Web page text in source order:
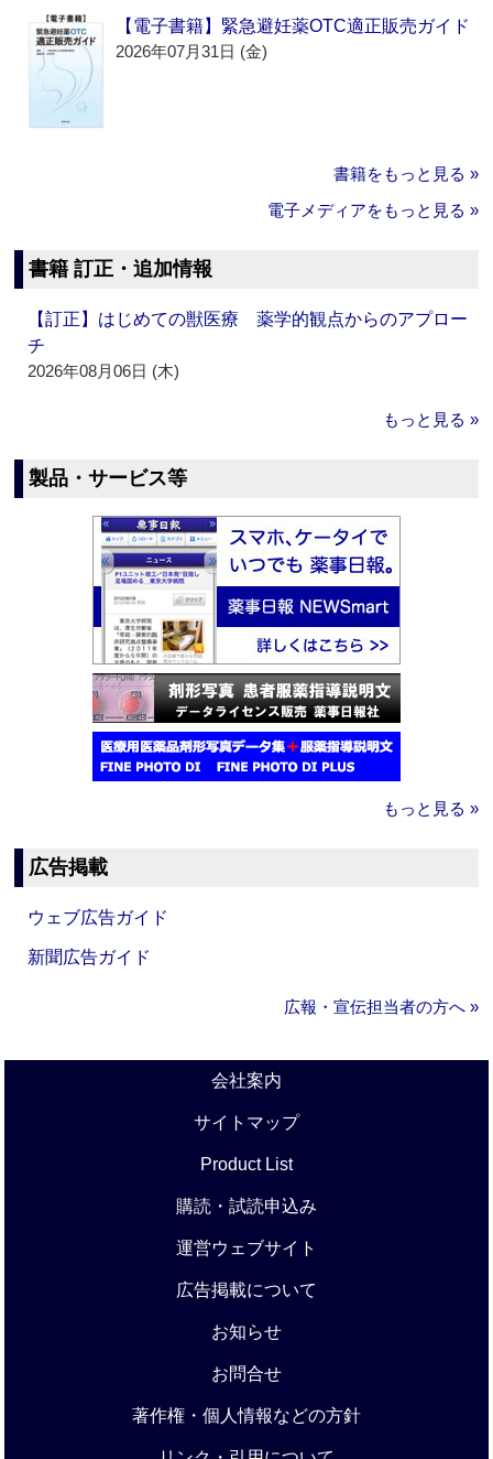
【電子書籍】緊急避妊薬OTC適正販売ガイド
2026年07月31日 (金)
書籍をもっと見る »
電子メディアをもっと見る »
書籍 訂正・追加情報
【訂正】はじめての獣医療 薬学的観点からのアプロー
チ
2026年08月06日 (木)
もっと見る »
製品・サービス等
もっと見る »
広告掲載
ウェブ広告ガイド
新聞広告ガイド
広報・宣伝担当者の方へ »
会社案内
サイトマップ
Product List
購読・試読申込み
運営ウェブサイト
広告掲載について
お知らせ
お問合せ
著作権・個人情報などの方針